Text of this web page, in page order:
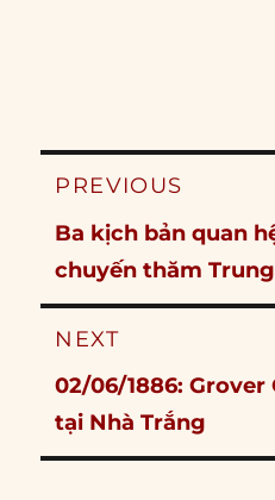
Post
PREVIOUS
Previous
post:
Ba kịch bản quan
chuyến thăm
NEXT
Next
post:
02/06/1886:
tại Nhà Trắng